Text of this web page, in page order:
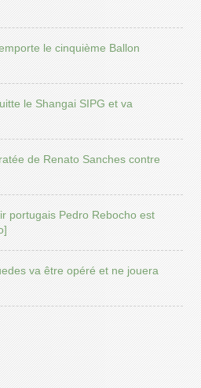
le cinquième Ballon
le Shangai SIPG et va
de Renato Sanches contre
portugais Pedro Rebocho est
va être opéré et ne jouera